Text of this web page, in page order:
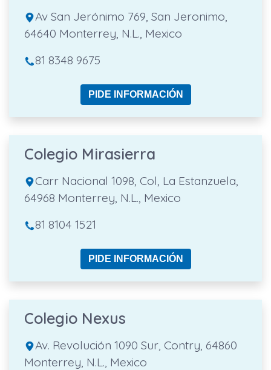
Av San Jerónimo 769, San Jeronimo,
64640 Monterrey, N.L., Mexico
81 8348 9675
PIDE INFORMACIÓN
Colegio Mirasierra
Carr Nacional 1098, Col, La Estanzuela,
64968 Monterrey, N.L., Mexico
81 8104 1521
PIDE INFORMACIÓN
Colegio Nexus
Av. Revolución 1090 Sur, Contry, 64860
Monterrey, N.L., Mexico